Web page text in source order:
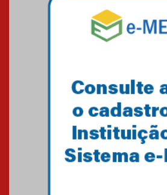
Mackenzie
solidária para
Minas Gerais
Primeiro culto
27.02.2026